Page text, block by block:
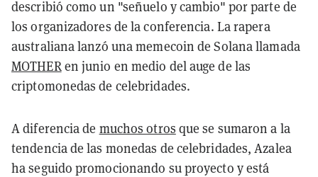
describió como un "señuelo y cambio" por parte de
los organizadores de la conferencia. La rapera
australiana lanzó una memecoin de Solana llamada
MOTHERen junio en medio del auge de las
criptomonedas de celebridades.
A diferencia de muchos otros que se sumaron a la
tendencia de las monedas de celebridades, Azalea
ha seguido promocionando su proyecto y está